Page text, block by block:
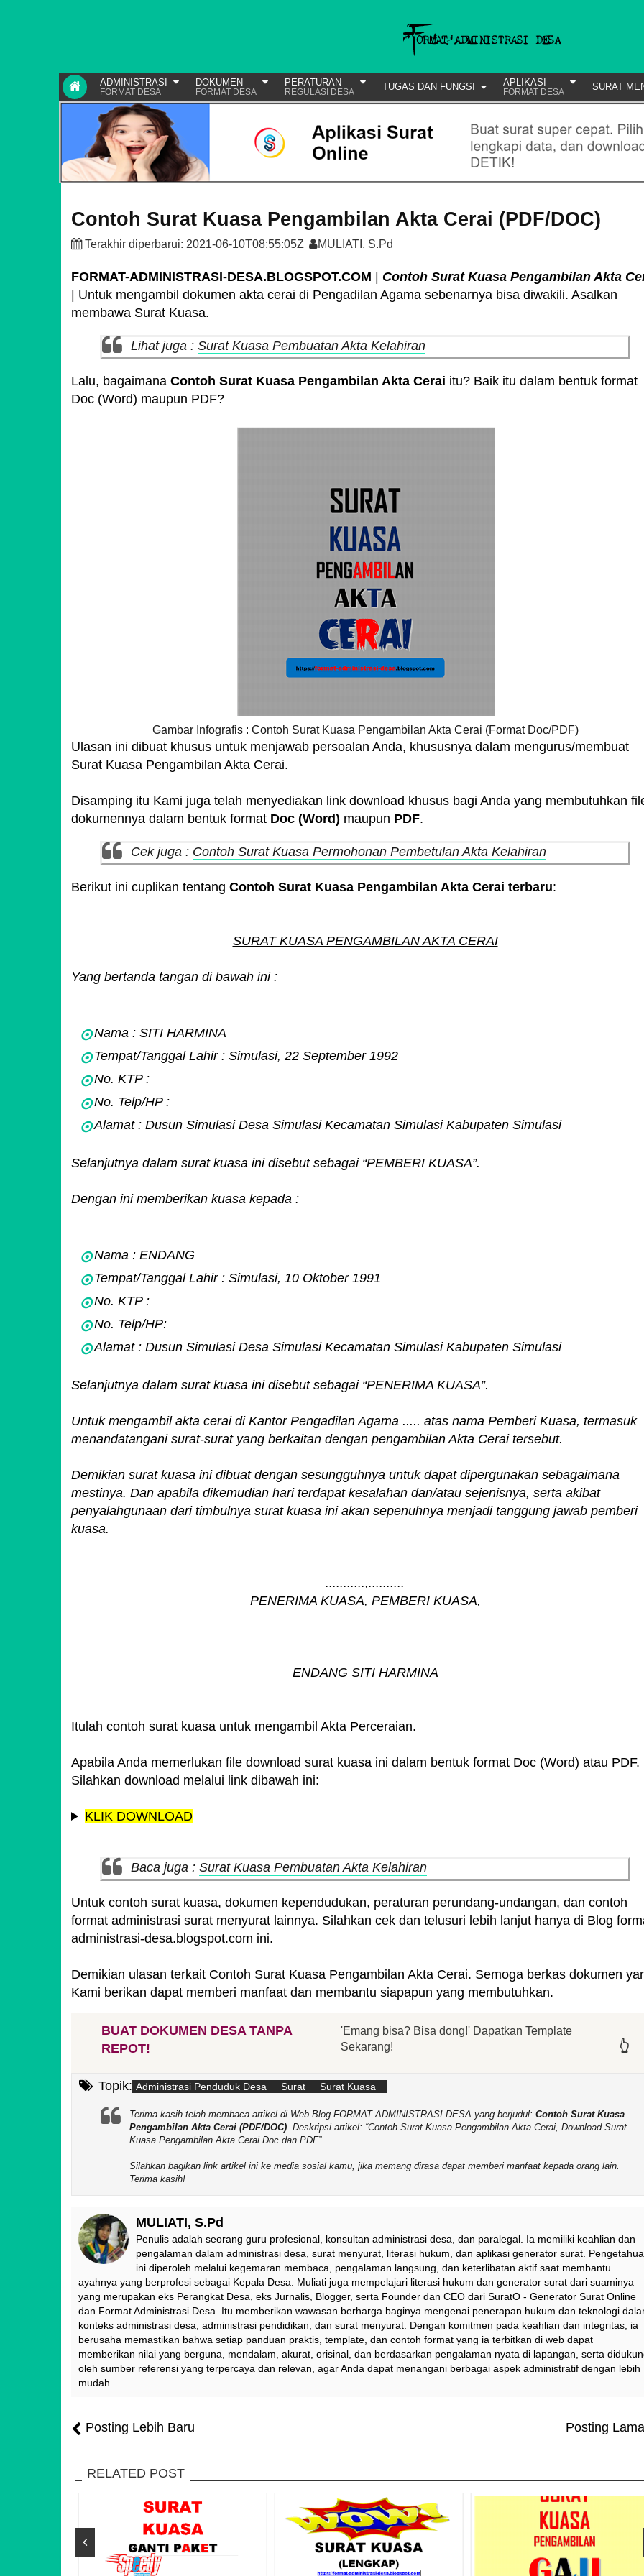
ADMINISTRASI
FORMAT DESA
DOKUMEN
FORMAT DESA
PERATURAN
REGULASI DESA TUGAS DAN FUNGSI APLIKASI
FORMAT DESA SURAT
Contoh Surat Kuasa Pengambilan Akta Cerai (PDF/DOC)
Terakhir diperbarui: 2021-06-10T08:55:05Z MULIATI, S.Pd
FORMAT-ADMINISTRASI-DESA.BLOGSPOT.COM
Contoh Surat Kuasa Pengambilan Akta
| Untuk mengambil dokumen akta cerai di Pengadilan Agama sebenarnya bisa diwakili. Asalkan
membawa Surat Kuasa.
Lihat juga : Surat Kuasa Pembuatan Akta Kelahiran
Lalu, bagaimana Contoh Surat Kuasa Pengambilan Akta Cerai itu? Baik itu dalam bentuk format
Doc (Word) maupun PDF?
Gambar Infografis : Contoh Surat Kuasa Pengambilan Akta Cerai (Format Doc/PDF)
Ulasan ini dibuat khusus untuk menjawab persoalan Anda, khususnya dalam mengurus/membuat
Surat Kuasa Pengambilan Akta Cerai.
Disamping itu Kami juga telah menyediakan link download khusus bagi Anda yang membutuhkan
dokumennya dalam bentuk format Doc (Word) maupun PDF.
Cek juga : Contoh Surat Kuasa Permohonan Pembetulan Akta Kelahiran
Berikut ini cuplikan tentang Contoh Surat Kuasa Pengambilan Akta Cerai terbaru:
SURAT KUASA PENGAMBILAN AKTA CERAI
Yang bertanda tangan di bawah ini :
Nama : SITI HARMINA
Tempat/Tanggal Lahir : Simulasi, 22 September 1992
No. KTP :
No. Telp/HP :
Alamat : Dusun Simulasi Desa Simulasi Kecamatan Simulasi Kabupaten Simulasi
Selanjutnya dalam surat kuasa ini disebut sebagai “PEMBERI KUASA”.
Dengan ini memberikan kuasa kepada :
Nama : ENDANG
Tempat/Tanggal Lahir : Simulasi, 10 Oktober 1991
No. KTP :
No. Telp/HP:
Alamat : Dusun Simulasi Desa Simulasi Kecamatan Simulasi Kabupaten Simulasi
Selanjutnya dalam surat kuasa ini disebut sebagai “PENERIMA KUASA”.
Untuk mengambil akta cerai di Kantor Pengadilan Agama ..... atas nama Pemberi Kuasa, termasuk
menandatangani surat-surat yang berkaitan dengan pengambilan Akta Cerai tersebut.
Demikian surat kuasa ini dibuat dengan sesungguhnya untuk dapat dipergunakan sebagaimana
mestinya. Dan apabila dikemudian hari terdapat kesalahan dan/atau sejenisnya, serta akibat
penyalahgunaan dari timbulnya surat kuasa ini akan sepenuhnya menjadi tanggung jawab pemberi
kuasa.
...........,..........
PENERIMA KUASA, PEMBERI KUASA,
ENDANG SITI HARMINA
Itulah contoh surat kuasa untuk mengambil Akta Perceraian.
Apabila Anda memerlukan file download surat kuasa ini dalam bentuk format Doc (Word) atau PDF.
Silahkan download melalui link dibawah ini:
KLIK DOWNLOAD
Baca juga : Surat Kuasa Pembuatan Akta Kelahiran
Untuk contoh surat kuasa, dokumen kependudukan, peraturan perundang-undangan, dan contoh
format administrasi surat menyurat lainnya. Silahkan cek dan telusuri lebih lanjut hanya di Blog
administrasi-desa.blogspot.com ini.
Demikian ulasan terkait Contoh Surat Kuasa Pengambilan Akta Cerai. Semoga berkas dokumen
Kami berikan dapat memberi manfaat dan membantu siapapun yang membutuhkan.
BUAT DOKUMEN DESA TANPA
REPOT!
'Emang bisa? Bisa dong!' Dapatkan Template
Sekarang!
👆
Topik: Administrasi Penduduk Desa Surat Surat Kuasa
Terima kasih telah membaca artikel di Web-Blog FORMAT ADMINISTRASI DESA yang berjudul: Contoh Surat Kuasa
Pengambilan Akta Cerai (PDF/DOC). Deskripsi artikel: Contoh Surat Kuasa Pengambilan Akta Cerai, Download Surat
Kuasa Pengambilan Akta Cerai Doc dan PDF .
Silahkan bagikan link artikel ini ke media sosial kamu, jika memang dirasa dapat memberi manfaat kepada orang lain.
Terima kasih!
MULIATI, S.Pd
Penulis adalah seorang guru profesional, konsultan administrasi desa, dan paralegal. Ia memiliki keahlian dan
pengalaman dalam administrasi desa, surat menyurat, literasi hukum, dan aplikasi generator surat.
ini diperoleh melalui kegemaran membaca, pengalaman langsung, dan keterlibatan aktif saat membantu
ayahnya yang berprofesi sebagai Kepala Desa. Muliati juga mempelajari literasi hukum dan generator surat dari suaminya
yang merupakan eks Perangkat Desa, eks Jurnalis, Blogger, serta Founder dan CEO dari SuratO - Generator Surat Online
dan Format Administrasi Desa. Itu memberikan wawasan berharga baginya mengenai penerapan hukum dan teknologi
konteks administrasi desa, administrasi pendidikan, dan surat menyurat. Dengan komitmen pada keahlian dan integritas, ia
berusaha memastikan bahwa setiap panduan praktis, template, dan contoh format yang ia terbitkan di web dapat
memberikan nilai yang berguna, mendalam, akurat, orisinal, dan berdasarkan pengalaman nyata di lapangan, serta
oleh sumber referensi yang terpercaya dan relevan, agar Anda dapat menangani berbagai aspek administratif dengan lebih
mudah.
Posting Lebih Baru Posting Lama
RELATED POST